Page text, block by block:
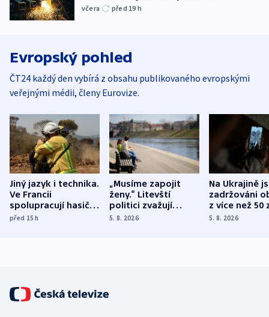
včera před 19 h
Evropský pohled
ČT24 každý den vybírá z obsahu publikovaného evropskými
veřejnými médii, členy Eurovize.
Jiný jazyk i technika.
Ve Francii
spolupracují hasiči z
různých zemí
před 15h
„Musíme zapojit
ženy.“ Litevští
politici zvažují
dohodu o
5. 8. 2026
Na Ukrajině
zadržováni
z více než 50
Bojovali na
5. 8. 2026